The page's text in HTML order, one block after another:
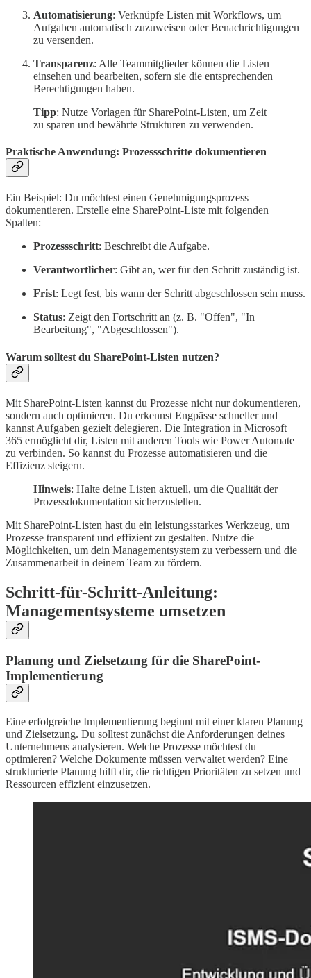
Automatisierung: Verknüpfe Listen mit Workflows, um
Aufgaben automatisch zuzuweisen oder Benachrichtigungen
zu versenden.
Transparenz: Alle Teammitglieder können die Listen
einsehen und bearbeiten, sofern sie die entsprechenden
Berechtigungen haben.
Tipp: Nutze Vorlagen für SharePoint-Listen, um Zeit
zu sparen und bewährte Strukturen zu verwenden.
Praktische Anwendung: Prozessschritte dokumentieren
Ein Beispiel: Du möchtest einen Genehmigungsprozess
dokumentieren. Erstelle eine SharePoint-Liste mit folgenden
Spalten:
Prozessschritt: Beschreibt die Aufgabe.
Verantwortlicher: Gibt an, wer für den Schritt zuständig ist.
Frist: Legt fest, bis wann der Schritt abgeschlossen sein muss.
Status: Zeigt den Fortschritt an (z. B. "Offen", "In
Bearbeitung", "Abgeschlossen").
Warum solltest du SharePoint-Listen nutzen?
Mit SharePoint-Listen kannst du Prozesse nicht nur dokumentieren,
sondern auch optimieren. Du erkennst Engpässe schneller und
kannst Aufgaben gezielt delegieren. Die Integration in Microsoft
365 ermöglicht dir, Listen mit anderen Tools wie Power Automate
zu verbinden. So kannst du Prozesse automatisieren und die
Effizienz steigern.
Hinweis: Halte deine Listen aktuell, um die Qualität der
Prozessdokumentation sicherzustellen.
Mit SharePoint-Listen hast du ein leistungsstarkes Werkzeug, um
Prozesse transparent und effizient zu gestalten. Nutze die
Möglichkeiten, um dein Managementsystem zu verbessern und die
Zusammenarbeit in deinem Team zu fördern.
Schritt-für-Schritt-Anleitung:
Managementsysteme umsetzen
Planung und Zielsetzung für die SharePoint-
Implementierung
Eine erfolgreiche Implementierung beginnt mit einer klaren Planung
und Zielsetzung. Du solltest zunächst die Anforderungen deines
Unternehmens analysieren. Welche Prozesse möchtest du
optimieren? Welche Dokumente müssen verwaltet werden? Eine
strukturierte Planung hilft dir, die richtigen Prioritäten zu setzen und
Ressourcen effizient einzusetzen.